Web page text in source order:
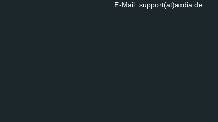
E-Mail: support(at)axdia.de